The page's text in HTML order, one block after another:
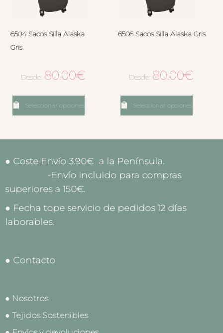
6504 Sacos Silla Alaska
Gris
Desde: 80.00€
Seleccionar opciones
6506 Sacos Silla Alaska Gris
Desde: 80.00€
Seleccionar opciones
● Coste Envío 3.90€ a la Península.
-Envío incluido para compras
superiores a 150€.
● Fecha tope servicio de pedidos 12 días
laborables.
● Contacto
● Nosotros
● Tejidos Sostenibles